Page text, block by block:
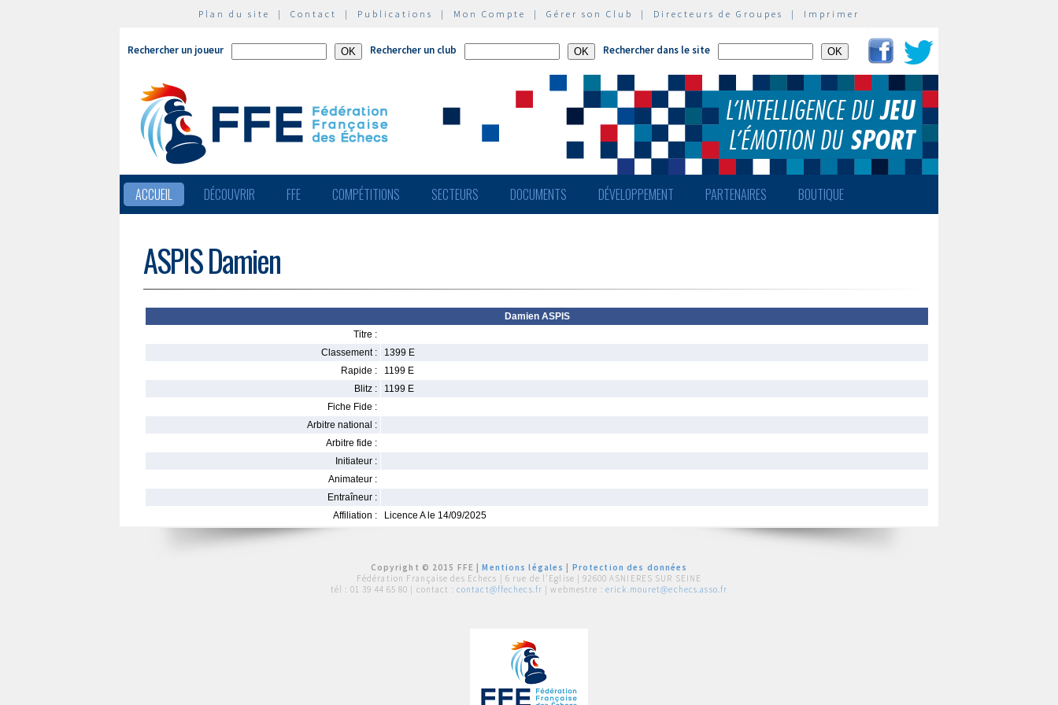
Plan du site | Contact | Publications | Mon Compte | Gérer son Club | Directeurs de Groupes | Imprimer
Rechercher un joueur Rechercher un club Rechercher dans le site
ACCUEIL DÉCOUVRIR FFE COMPÉTITIONS SECTEURS DOCUMENTS DÉVELOPPEMENT PARTENAIRES BOUTIQUE
ASPIS Damien
Damien ASPIS
Titre :
Classement :
1399 E
Rapide :
1199 E
Blitz :
1199 E
Fiche Fide :
Arbitre national :
Arbitre fide :
Initiateur :
Animateur :
Entraîneur :
Affiliation :
Licence A le 14/09/2025
Copyright © 2015 FFE |Mentions légales
Protection des données
Fédération Française des Echecs | 6 rue de l'Eglise | 92600 ASNIERES SUR SEINE
tél : 01 39 44 65 80 | contact : contact@ffechecs.fr | webmestre : erick.mouret@echecs.asso.fr